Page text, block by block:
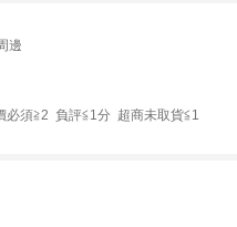
邊
必須≧2 負評≦1分 超商未取貨≦1